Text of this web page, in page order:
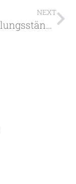
NEXT
Ausstellungsstände in Rzeszów sorgen für einzigartige Präsentationen auf der Karpatenmesse